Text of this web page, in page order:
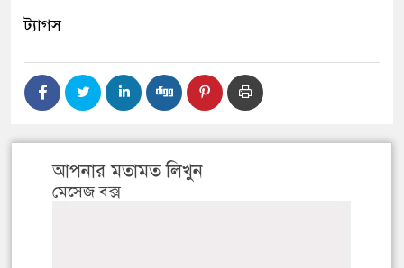
ট্যাগস
আপনার মতামত লিখুন
মেসেজ বক্স